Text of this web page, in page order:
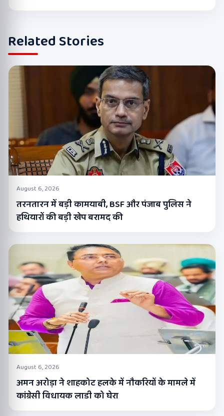
Related Stories
August 6, 2026
तरनतारन में बड़ी कामयाबी, BSF और पंजाब पुलिस ने
हथियारों की बड़ी खेप बरामद की
August 6, 2026
अमन अरोड़ा ने शाहकोट हलके में नौकरियों के मामले में
कांग्रेसी विधायक लाडी को घेरा